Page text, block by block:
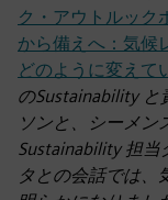
ク・アウトルック
から備えへ：気候
どのように変えて
のSustainability と
ソンと、シーメ
Sustainability 担
タとの会話では、